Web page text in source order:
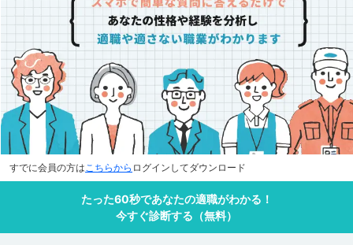
すでに会員の方はこちらから ログインしてダウンロード
たった60秒であなたの適職がわかる！
今すぐ診断する（無料）